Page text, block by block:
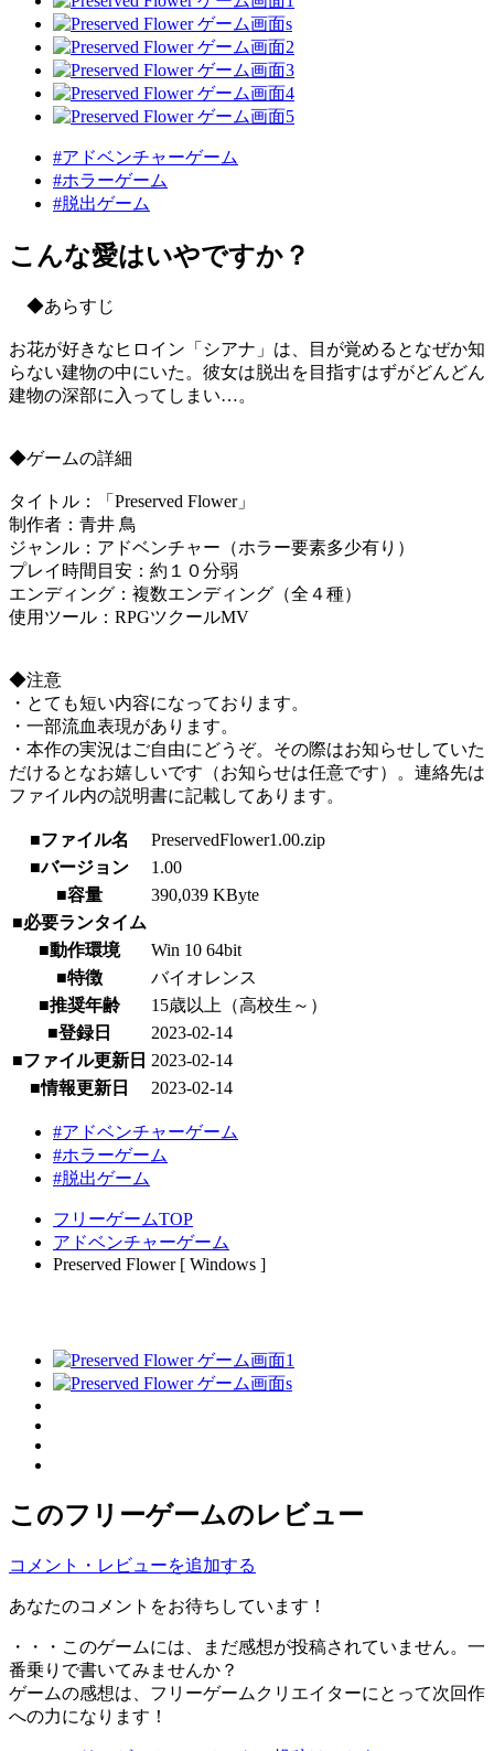
#アドベンチャーゲーム
#ホラーゲーム
#脱出ゲーム
こんな愛はいやですか？
◆あらすじ
お花が好きなヒロイン「シアナ」は、目が覚めるとなぜか知
らない建物の中にいた。彼女は脱出を目指すはずがどんどん
建物の深部に入ってしまい…。
◆ゲームの詳細
タイトル：「Preserved Flower」
制作者：青井 鳥
ジャンル：アドベンチャー（ホラー要素多少有り）
プレイ時間目安：約１０分弱
エンディング：複数エンディング（全４種）
使用ツール：RPGツクールMV
◆注意
・とても短い内容になっております。
・一部流血表現があります。
・本作の実況はご自由にどうぞ。その際はお知らせしていた
だけるとなお嬉しいです（お知らせは任意です）。連絡先は
ファイル内の説明書に記載してあります。
■ファイル名
PreservedFlower1.00.zip
■バージョン
1.00
■容量
390,039 KByte
■必要ランタイム
■動作環境
Win 10 64bit
■特徴
バイオレンス
■推奨年齢
15歳以上（高校生～）
■登録日
2023-02-14
■ファイル更新日 2023-02-14
■情報更新日
2023-02-14
#アドベンチャーゲーム
#ホラーゲーム
#脱出ゲーム
フリーゲームTOP
アドベンチャーゲーム
Preserved Flower [ Windows ]
このフリーゲームのレビュー
コメント・レビューを追加する
あなたのコメントをお待ちしています！
・・・このゲームには、まだ感想が投稿されていません。一
番乗りで書いてみませんか？
ゲームの感想は、フリーゲームクリエイターにとって次回作
への力になります！